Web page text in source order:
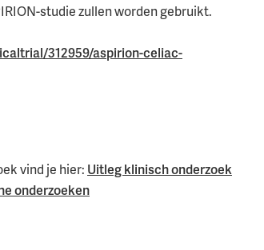
studie zullen worden gebruikt.
312959/aspirion-celiac-
vind je hier: Uitleg klinisch onderzoek
onderzoeken